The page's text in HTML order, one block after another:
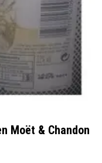
Moët & Chandon